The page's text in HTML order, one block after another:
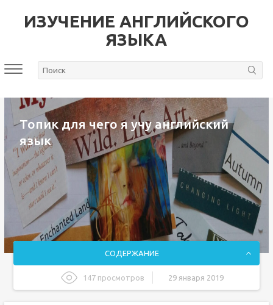
ИЗУЧЕНИЕ АНГЛИЙСКОГО
ЯЗЫКА
Топик для чего я учу английский
язык
СОДЕРЖАНИЕ
147 просмотров 29 января 2019